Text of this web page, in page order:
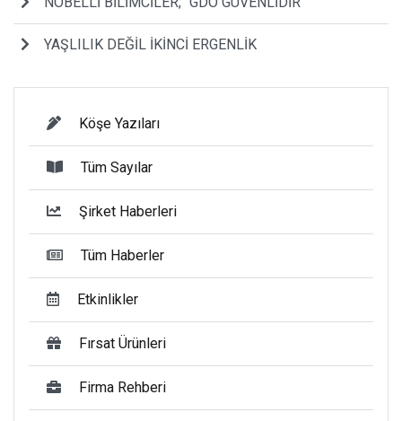
YAŞLILIK DEĞİL İKİNCİ ERGENLİK
Köşe Yazıları
Tüm Sayılar
Şirket Haberleri
Tüm Haberler
Etkinlikler
Fırsat Ürünleri
Firma Rehberi